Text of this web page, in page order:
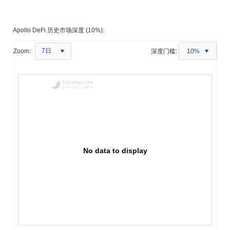
Apollo DeFi 历史市场深度 (10%):
Zoom: 7日 深度门槛: 10%
No data to display